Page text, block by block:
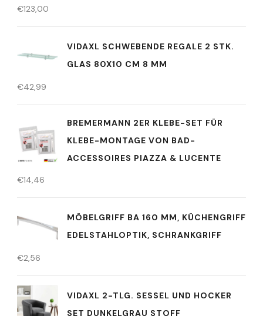
€123,00
VIDAXL SCHWEBENDE REGALE 2 STK.
GLAS 80X10 CM 8 MM
€42,99
BREMERMANN 2ER KLEBE-SET FÜR
KLEBE-MONTAGE VON BAD-
ACCESSOIRES PIAZZA & LUCENTE
€14,46
MÖBELGRIFF BA 160 MM, KÜCHENGRIFF
EDELSTAHLOPTIK, SCHRANKGRIFF
€2,56
VIDAXL 2-TLG. SESSEL UND HOCKER
SET DUNKELGRAU STOFF